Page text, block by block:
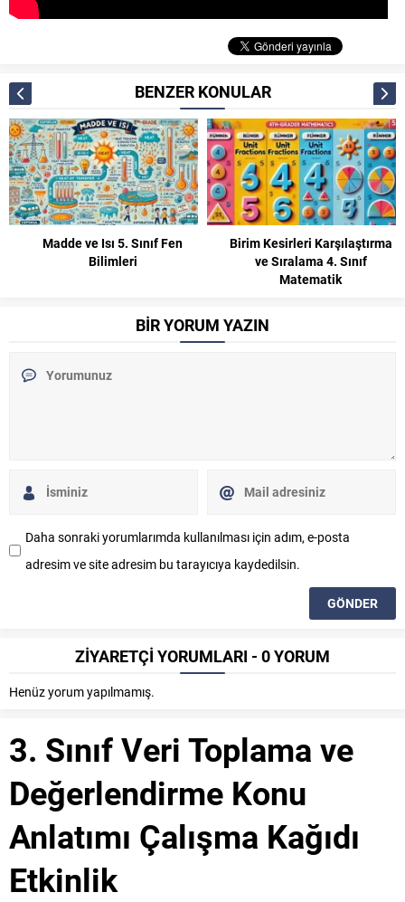
BENZER KONULAR
Madde ve Isı 5. Sınıf Fen
Bilimleri
Birim Kesirleri Karşılaştırma
ve Sıralama 4. Sınıf
Matematik
BİR YORUM YAZIN
Daha sonraki yorumlarımda kullanılması için adım, e-posta
adresim ve site adresim bu tarayıcıya kaydedilsin.
ZİYARETÇİ YORUMLARI - 0 YORUM
Henüz yorum yapılmamış.
3. Sınıf Veri Toplama ve
Değerlendirme Konu
Anlatımı Çalışma Kağıdı
Etkinlik